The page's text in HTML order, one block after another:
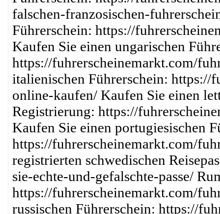
falschen-franzosischen-
Führerschein: https://
Kaufen Sie einen ungarischen
https://fuhrerscheinemarkt.com/
italienischen Führerschein:
online-kaufen/ Kaufen Sie einen
Registrierung: https://
Kaufen Sie einen portugiesischen
https://fuhrerscheinemarkt.com/
registrierten schwedischen
sie-echte-und-gefalschte-passe/
https://fuhrerscheinemarkt.com/
russischen Führerschein: https://